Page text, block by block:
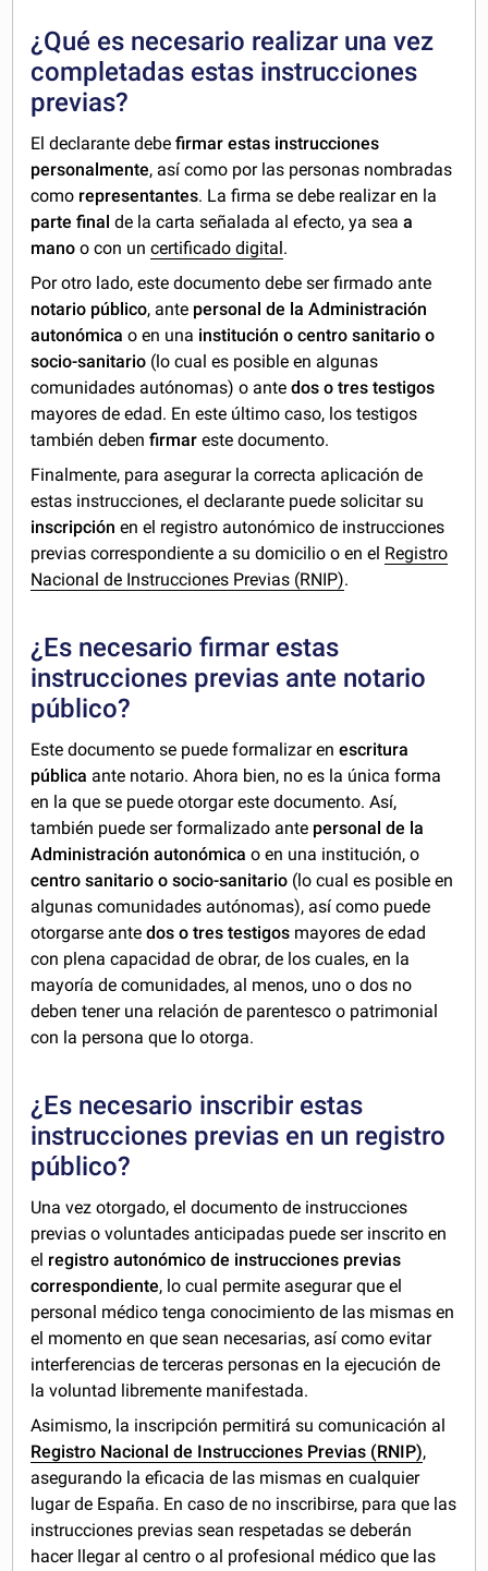
¿Qué es necesario realizar una vez
completadas estas instrucciones
previas?
El declarante debe firmar estas instrucciones
personalmente, así como por las personas nombradas
como representantes. La firma se debe realizar en la
parte finalde la carta señalada al efecto, ya seaa
mano o con uncertificado digital .
Por otro lado, este documento debe ser firmado ante
notario público, ante personal de la Administración
autonómica o en una institución o centro sanitario o
socio-sanitario (lo cual es posible en algunas
comunidades autónomas) o antedos o tres testigos
mayores de edad. En este último caso, los testigos
también debenfirmareste documento.
Finalmente, para asegurar la correcta aplicación de
estas instrucciones, el declarante puede solicitar su
inscripciónen el registro autonómico de instrucciones
previas correspondiente a su domicilio o en el Registro
Nacional de Instrucciones Previas (RNIP).
¿Es necesario firmar estas
instrucciones previas ante notario
público?
Este documento se puede formalizar enescritura
pública ante notario. Ahora bien, no es la única forma
en la que se puede otorgar este documento. Así,
también puede ser formalizado ante personal de la
Administración autonómica o en una institución, o
centro sanitario o socio-sanitario (lo cual es posible en
algunas comunidades autónomas), así como puede
otorgarse antedos o tres testigos mayores de edad
con plena capacidad de obrar, de los cuales, en la
mayoría de comunidades, al menos, uno o dos no
deben tener una relación de parentesco o patrimonial
con la persona que lo otorga.
¿Es necesario inscribir estas
instrucciones previas en un registro
público?
Una vez otorgado, el documento de instrucciones
previas o voluntades anticipadas puede ser inscrito en
el registro autonómico de instrucciones previas
correspondiente, lo cual permite asegurar que el
personal médico tenga conocimiento de las mismas en
el momento en que sean necesarias, así como evitar
interferencias de terceras personas en la ejecución de
la voluntad libremente manifestada.
Asimismo, la inscripción permitirá su comunicación al
Registro Nacional de Instrucciones Previas (RNIP),
asegurando la eficacia de las mismas en cualquier
lugar de España. En caso de no inscribirse, para que las
instrucciones previas sean respetadas se deberán
hacer llegar al centro o al profesional médico que las